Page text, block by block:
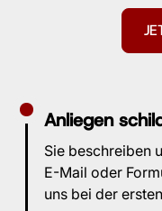
Anliegen
Sie beschreiben
E-Mail oder
uns bei der